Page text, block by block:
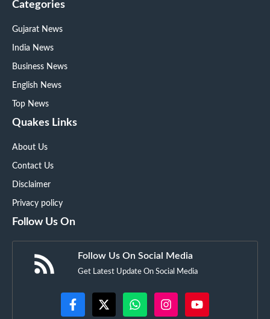
Categories
Gujarat News
India News
Business News
English News
Top News
Quakes Links
About Us
Contact Us
Disclaimer
Privacy policy
Follow Us On
Follow Us On Social Media
Get Latest Update On Social Media